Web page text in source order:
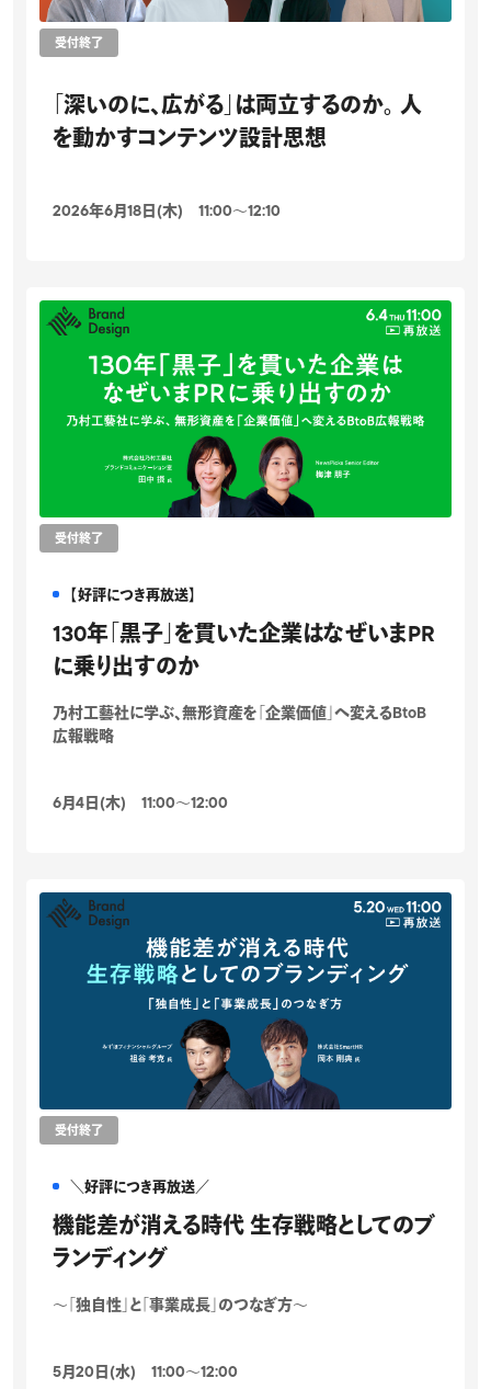
受付終了
「深いのに、広がる」は両立するのか。 人
を動かすコンテンツ設計思想
2026年6月18日(木) 11:00〜12:10
受付終了
【好評につき再放送】
130年「黒子」を貫いた企業はなぜいまPR
に乗り出すのか
乃村工藝社に学ぶ、無形資産を「企業価値」へ変えるBtoB
広報戦略
6月4日(木) 11:00〜12:00
受付終了
＼好評につき再放送／
機能差が消える時代 生存戦略としてのブ
ランディング
～「独自性」と「事業成長」のつなぎ方～
5月20日(水) 11:00〜12:00